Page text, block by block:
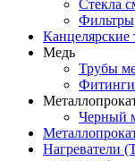
Стекла
Канцелярские
Медь
Трубы
Черный
Нагреватели